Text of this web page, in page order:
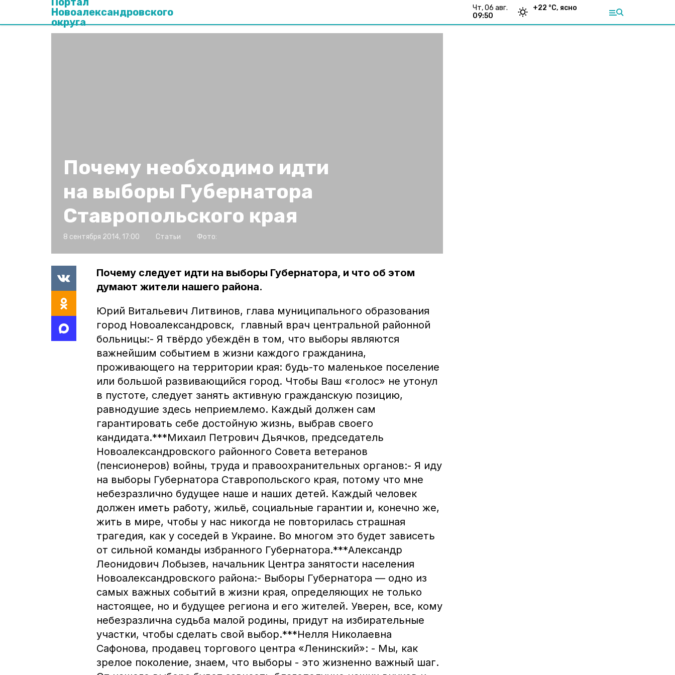
Новоалександровского
округа
чт, 06 авг.
09:50
+22 °С, ясно
Почему необходимо идти
на выборы Губернатора
Ставропольского края
8 сентября 2014, 17:00 Статьи Фото:
Почему следует идти на выборы Губернатора, и что об этом
думают жители нашего района.
Юрий Витальевич Литвинов, глава муниципального образования
город Новоалександровск, главный врач центральной районной
больницы:- Я твёрдо убеждён в том, что выборы являются
важнейшим событием в жизни каждого гражданина,
проживающего на территории края: будь-то маленькое поселение
или большой развивающийся город. Чтобы Ваш «голос» не утонул
в пустоте, следует занять активную гражданскую позицию,
равнодушие здесь неприемлемо. Каждый должен сам
гарантировать себе достойную жизнь, выбрав своего
кандидата.***Михаил Петрович Дьячков, председатель
Новоалександровского районного Совета ветеранов
(пенсионеров) войны, труда и правоохранительных органов:- Я иду
на выборы Губернатора Ставропольского края, потому что мне
небезразлично будущее наше и наших детей. Каждый человек
должен иметь работу, жильё, социальные гарантии и, конечно же,
жить в мире, чтобы у нас никогда не повторилась страшная
трагедия, как у соседей в Украине. Во многом это будет зависеть
от сильной команды избранного Губернатора.***Александр
Леонидович Лобызев, начальник Центра занятости населения
Новоалександровского района:- Выборы Губернатора — одно из
самых важных событий в жизни края, определяющих не только
настоящее, но и будущее региона и его жителей. Уверен, все, кому
небезразлична судьба малой родины, придут на избирательные
участки, чтобы сделать свой выбор.***Нелля Николаевна
Сафонова, продавец торгового центра «Ленинский»: - Мы, как
зрелое поколение, знаем, что выборы - это жизненно важный шаг.